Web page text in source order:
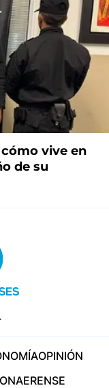
vive en
de su
OPINIÓN